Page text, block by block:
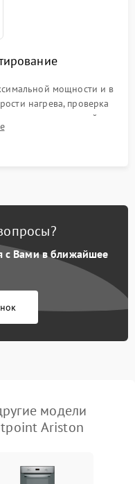
мощности и в
нагрева, проверка
заданной
утечек тока.
с Вами в ближайшее
модели
Ariston